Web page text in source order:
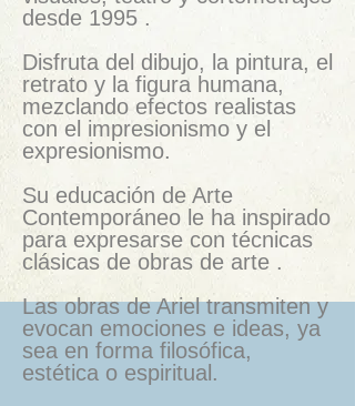
desde 1995 .
Disfruta del dibujo, la pintura, el
retrato y la figura humana,
mezclando efectos realistas
con el impresionismo y el
expresionismo.
Su educación de Arte
Contemporáneo le ha inspirado
para expresarse con técnicas
clásicas de obras de arte .
Las obras de Ariel transmiten y
evocan emociones e ideas, ya
sea en forma filosófica,
estética o espiritual.